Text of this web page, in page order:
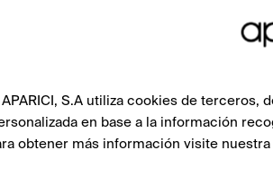
APARICI, S.A utiliza cookies de
en base a la información
obtener más información visite nuestra